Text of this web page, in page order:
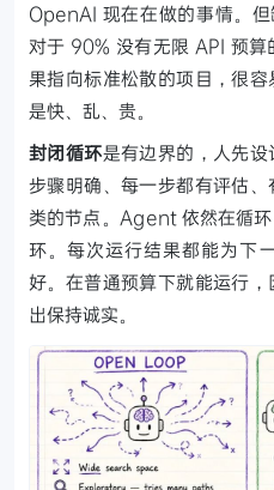
OpenAI 现在在做的事情。
对于 90% 没有无限 API 预
果指向标准松散的项目，很
是快、乱、贵。
封闭循环是有边界的，人先设
步骤明确、每一步都有评估
类的节点。Agent 依然在循
环。每次运行结果都能为下
好。在普通预算下就能运行
出保持诚实。